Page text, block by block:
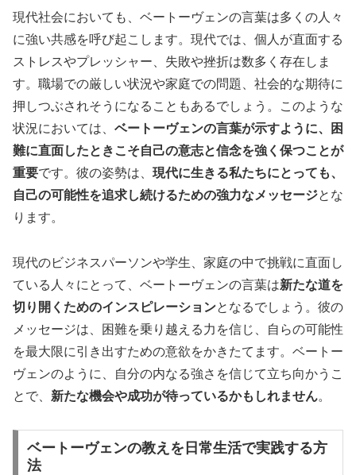
現代社会においても、ベートーヴェンの言葉は多くの人々
に強い共感を呼び起こします。現代では、個人が直面する
ストレスやプレッシャー、失敗や挫折は数多く存在しま
す。職場での厳しい状況や家庭での問題、社会的な期待に
押しつぶされそうになることもあるでしょう。このような
状況においては、 ベートーヴェンの言葉が示すように、困
難に直面したときこそ自己の意志と信念を強く保つことが
重要です。彼の姿勢は、 現代に生きる私たちにとっても、
自己の可能性を追求し続けるための強力なメッセージとな
ります。
現代のビジネスパーソンや学生、家庭の中で挑戦に直面し
ている人々にとって、ベートーヴェンの言葉は新たな道を
切り開くためのインスピレーションとなるでしょう。彼の
メッセージは、困難を乗り越える力を信じ、自らの可能性
を最大限に引き出すための意欲をかきたてます。ベートー
ヴェンのように、自分の内なる強さを信じて立ち向かうこ
とで、 新たな機会や成功が待っているかもしれません。
ベートーヴェンの教えを日常生活で実践する方
法